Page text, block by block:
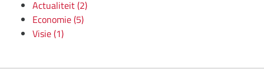
Actualiteit(2)
Economie(5)
Visie(1)